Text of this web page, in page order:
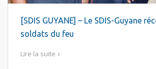
[SDIS GUYANE] – Le SDIS-Guyane
soldats du feu
Lire la suite